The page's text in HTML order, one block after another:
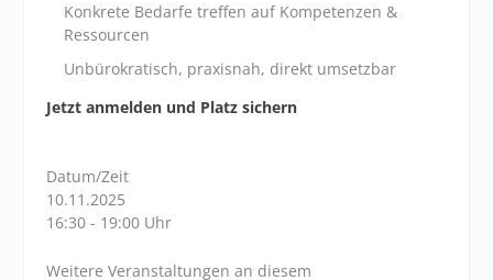
Konkrete Bedarfe treffen auf Kompetenzen &
Ressourcen
Unbürokratisch, praxisnah, direkt umsetzbar
Jetzt anmelden und Platz sichern
Datum/Zeit
10.11.2025
16:30 - 19:00 Uhr
Weitere Veranstaltungen an diesem